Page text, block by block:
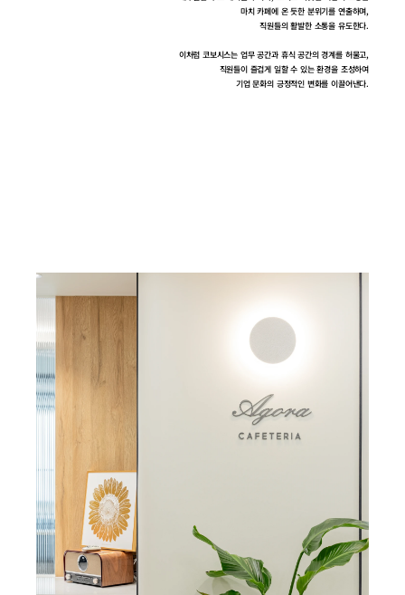
마치 카페에 온 듯한 분위기를 연출하며,
직원들의 활발한 소통을 유도한다.
이처럼 코보시스는 업무 공간과 휴식 공간의 경계를 허물고,
직원들이 즐겁게 일할 수 있는 환경을 조성하여
기업 문화의 긍정적인 변화를 이끌어낸다.